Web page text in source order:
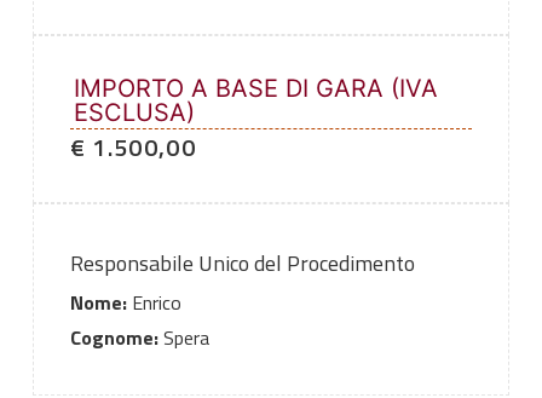
IMPORTO A BASE DI GARA (IVA
ESCLUSA)
€ 1.500,00
Responsabile Unico del Procedimento
Nome:Enrico
Cognome:Spera